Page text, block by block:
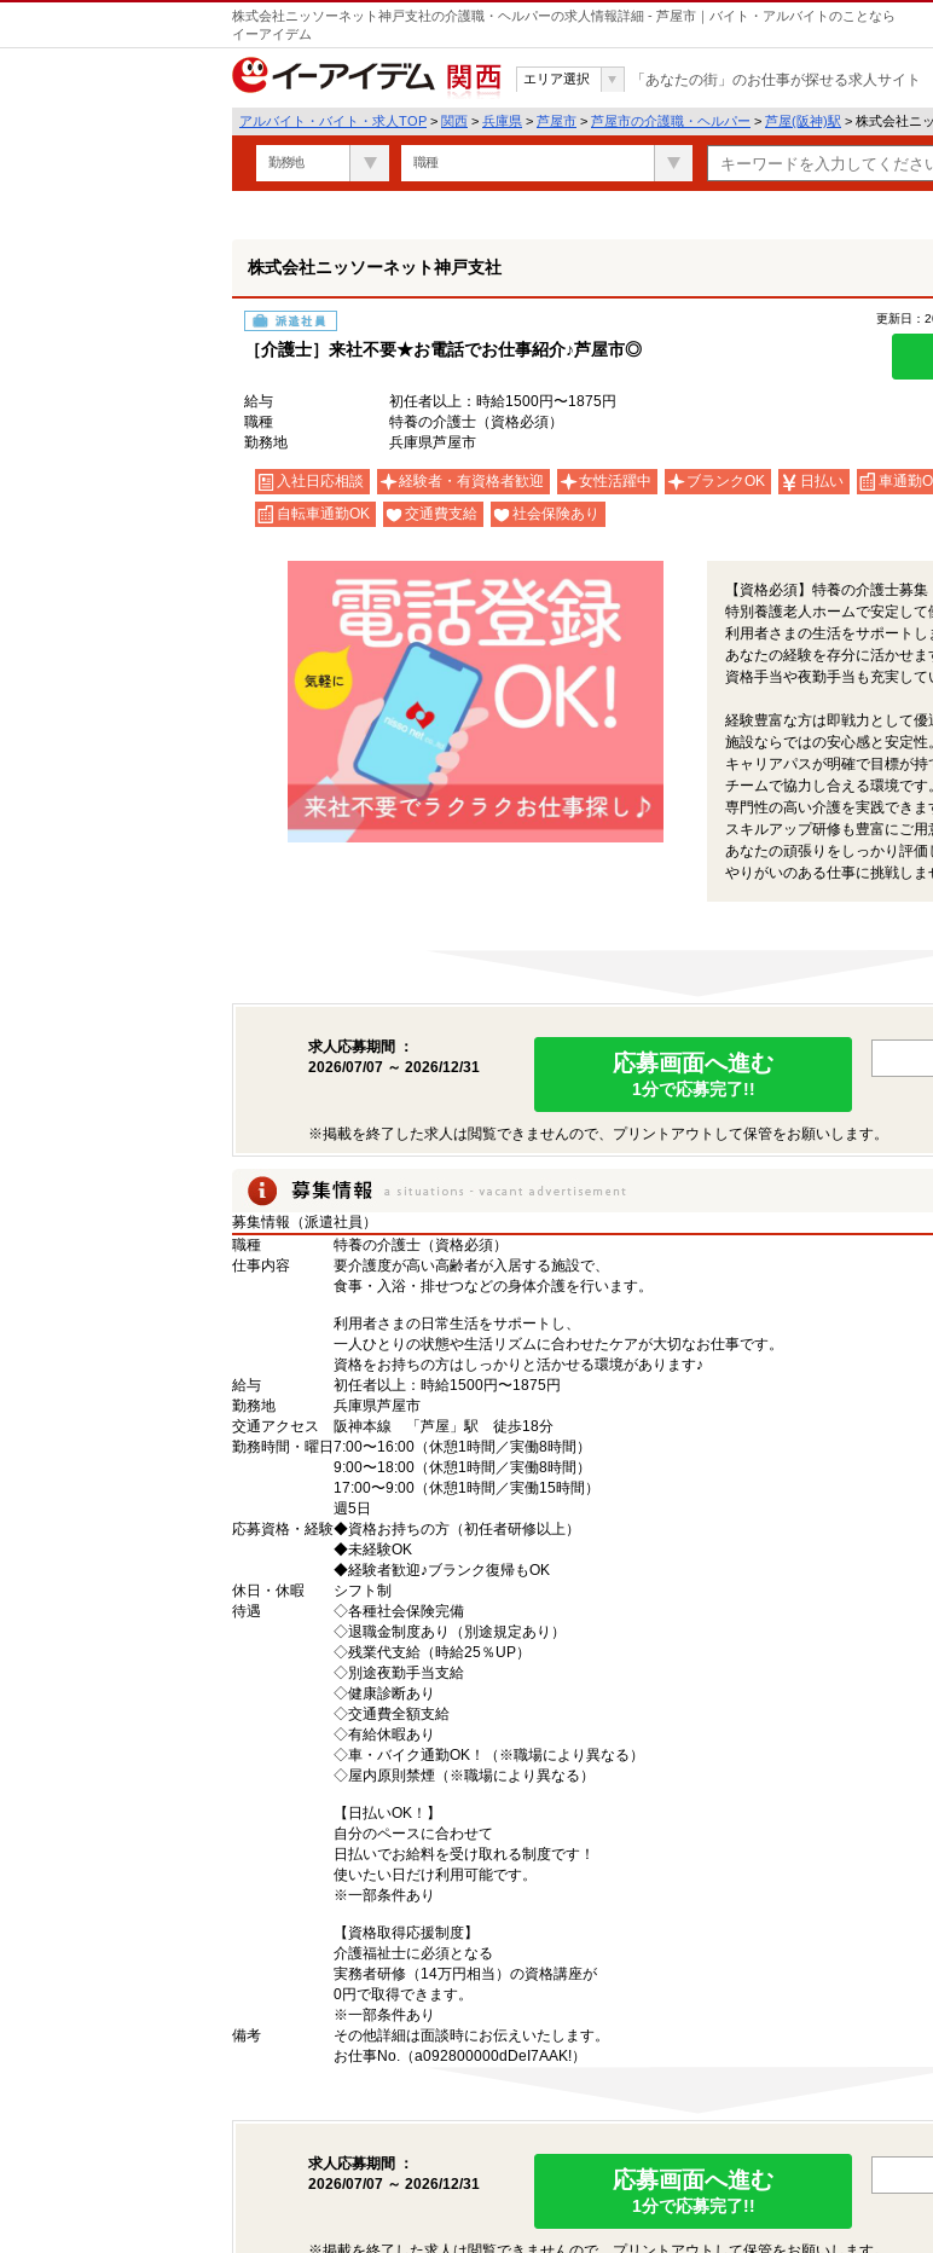
株式会社ニッソーネット神戸支社の介護職・ヘルパーの求人情報詳細 - 芦屋市｜バイト・アルバイトのことなら
イーアイデム
関西
エリア選択 「あなたの街」のお仕事が探せる求人サイト
アルバイト・バイト・求人TOP > 関西 > 兵庫県 > 芦屋市 > 芦屋市の介護職・ヘルパー > 芦屋(阪神)駅 > 株式会社ニ
勤務地 職種
株式会社ニッソーネット神戸支社
派遣社員
［介護士］来社不要★お電話でお仕事紹介♪芦屋市◎
更新日：
給与
初任者以上：時給1500円〜1875円
職種
特養の介護士（資格必須）
勤務地
兵庫県芦屋市
入社日応相談 経験者・有資格者歓迎 女性活躍中 ブランクOK 日払い 車通勤
自転車通勤OK
交通費支給 社会保険あり
【資格必須】特養の介護士募集
特別養護老人ホームで安定して
利用者さまの生活をサポートし
あなたの経験を存分に活かせま
資格手当や夜勤手当も充実して
経験豊富な方は即戦力として優
施設ならではの安心感と安定性。
キャリアパスが明確で目標が持
チームで協力し合える環境です。
専門性の高い介護を実践できま
スキルアップ研修も豊富にご用
あなたの頑張りをしっかり評価
やりがいのある仕事に挑戦しま
求人応募期間 ：
2026/07/07 ～ 2026/12/31
応募画面へ進む
1分で応募完了!!
※掲載を終了した求人は閲覧できませんので、プリントアウトして保管をお願いします。
募集情報（派遣社員）
職種
特養の介護士（資格必須）
仕事内容
要介護度が高い高齢者が入居する施設で、
食事・入浴・排せつなどの身体介護を行います。
利用者さまの日常生活をサポートし、
一人ひとりの状態や生活リズムに合わせたケアが大切なお仕事です。
資格をお持ちの方はしっかりと活かせる環境があります♪
給与
初任者以上：時給1500円〜1875円
勤務地
兵庫県芦屋市
交通アクセス
阪神本線 「芦屋」駅 徒歩18分
勤務時間・曜日 7:00〜16:00（休憩1時間／実働8時間）
9:00〜18:00（休憩1時間／実働8時間）
17:00〜9:00（休憩1時間／実働15時間）
週5日
応募資格・経験◆資格お持ちの方（初任者研修以上）
◆未経験OK
◆経験者歓迎♪ブランク復帰もOK
休日・休暇
シフト制
待遇
◇各種社会保険完備
◇退職金制度あり（別途規定あり）
◇残業代支給（時給25％UP）
◇別途夜勤手当支給
◇健康診断あり
◇交通費全額支給
◇有給休暇あり
◇車・バイク通勤OK！（※職場により異なる）
◇屋内原則禁煙（※職場により異なる）
【日払いOK！】
自分のペースに合わせて
日払いでお給料を受け取れる制度です！
使いたい日だけ利用可能です。
※一部条件あり
【資格取得応援制度】
介護福祉士に必須となる
実務者研修（14万円相当）の資格講座が
0円で取得できます。
※一部条件あり
備考
その他詳細は面談時にお伝えいたします。
お仕事No.（a092800000dDeI7AAK!）
求人応募期間 ：
2026/07/07 ～ 2026/12/31
応募画面へ進む
1分で応募完了!!